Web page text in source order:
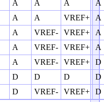
A A A
A
A A VREF+
A
A VREF- VREF+
A
A VREF- VREF+
A
A VREF- VREF+
D
D D D
D
D VREF- VREF+ D